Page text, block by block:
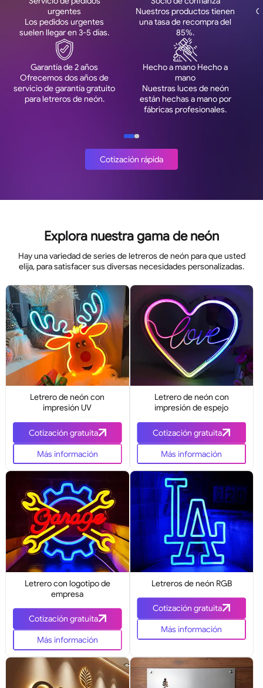
urgentes
Los pedidos urgentes
suelen llegar en 3-5 días.
Nuestros productos tienen
una tasa de recompra del
85%.
Garantía de 2 años
Ofrecemos dos años de
servicio de garantía gratuito
para letreros de neón.
Hecho a mano Hecho a
mano
Nuestras luces de neón
están hechas a mano por
fábricas profesionales.
Cotización rápida
Explora nuestra gama de neón
Hay una variedad de series de letreros de neón para que usted
elija, para satisfacer sus diversas necesidades personalizadas.
Letrero de neón con
impresión UV
Cotización gratuita
Más información
Letrero de neón con
impresión de espejo
Cotización gratuita
Más información
Letrero con logotipo de
empresa
Cotización gratuita
Más información
Letreros de neón RGB
Cotización gratuita
Más información